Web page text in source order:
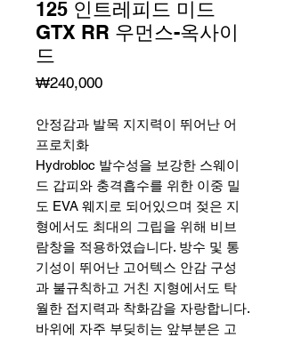
125 인트레피드 미드
GTX RR 우먼스-옥사이
드
₩240,000가
안정감과 발목 지지력이 뛰어난 어
프로치화
Hydrobloc 발수성을 보강한 스웨이
드 갑피와 충격흡수를 위한 이중 밀
도 EVA 웨지로 되어있으며 젖은 지
형에서도 최대의 그립을 위해 비브
람창을 적용하였습니다. 방수 및 통
기성이 뛰어난 고어텍스 안감 구성
과 불규칙하고 거친 지형에서도 탁
월한 접지력과 착화감을 자랑합니다.
바위에 자주 부딪히는 앞부분은 고